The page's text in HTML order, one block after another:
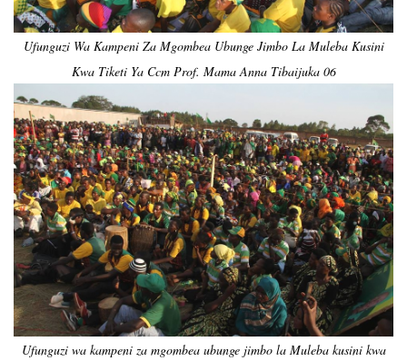
Ufunguzi Wa Kampeni Za Mgombea Ubunge Jimbo La Muleba Kusini
Kwa Tiketi Ya Ccm Prof. Mama Anna Tibaijuka 06
Ufunguzi wa kampeni za mgombea ubunge jimbo la Muleba kusini kwa